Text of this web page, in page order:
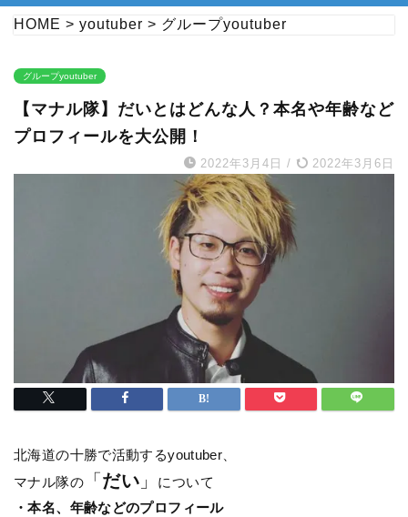
HOME > youtuber > グループyoutuber
グループyoutuber
【マナル隊】だいとはどんな人？本名や年齢など
プロフィールを大公開！
2022年3月4日 / 2022年3月6日
北海道の十勝で活動するyoutuber、
マナル隊の「 だい 」
について
・本名、年齢などのプロフィール